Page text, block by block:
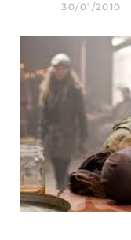
30/01/2010